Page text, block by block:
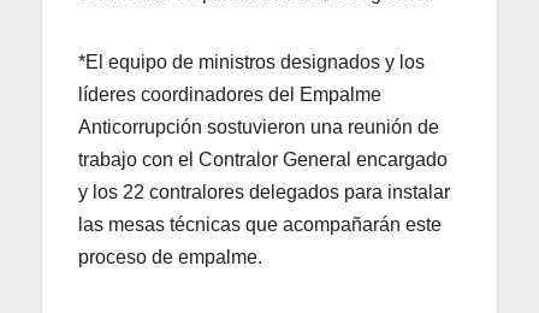
*El equipo de ministros designados y los
líderes coordinadores del Empalme
Anticorrupción sostuvieron una reunión de
trabajo con el Contralor General encargado
y los 22 contralores delegados para instalar
las mesas técnicas que acompañarán este
proceso de empalme.